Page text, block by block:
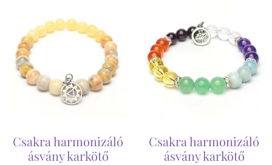
Csakra harmonizáló
ásvány karkötő
Csakra harmonizáló
ásvány karkötő